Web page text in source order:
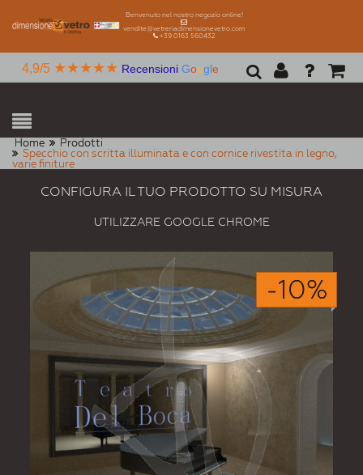
Benvenuto nel nostro negozio online!
vendite@vetreriadimensionevetro.com
+39 0163 560432
4,9/5 ★★★★★ Recensioni Google
Home
Prodotti
Specchio con scritta illuminata e con cornice rivestita in legno,
varie finiture
CONFIGURA IL TUO PRODOTTO SU MISURA
UTILIZZARE GOOGLE CHROME
-10%